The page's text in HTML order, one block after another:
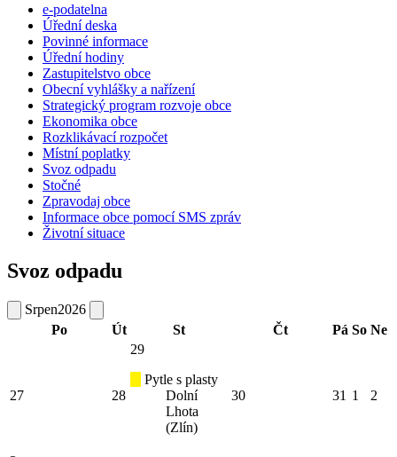
e-podatelna
Úřední deska
Povinné informace
Úřední hodiny
Zastupitelstvo obce
Obecní vyhlášky a nařízení
Strategický program rozvoje obce
Ekonomika obce
Rozklikávací rozpočet
Místní poplatky
Svoz odpadu
Stočné
Zpravodaj obce
Informace obce pomocí SMS zpráv
Životní situace
Svoz odpadu
Srpen2026
Po
Út St Čt Pá So Ne
27 28
29
Pytle s plasty
Dolní
Lhota
(Zlín)
30 31 1 2